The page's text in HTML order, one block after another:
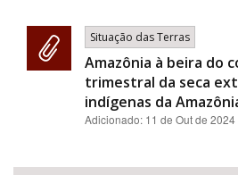
Situação das Terras
Amazônia à beira do
trimestral da seca
indígenas da
Adicionado: 11 de Out de 2024